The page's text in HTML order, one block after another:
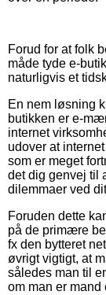
Forud for at folk
måde tyde e-
naturligvis et
En nem løsning
butikken er e-
internet
udover at
som er meget
det dig genvej til
dilemmaer ved
Foruden dette
på de primære
fx den bytteret
øvrigt vigtigt, at
således man til
om man er mand